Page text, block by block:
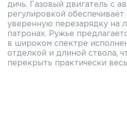
дичь. Газовый двигатель с
регулировкой
уверенную перезарядку на
патронах. Ружье
в широком спектре
отделкой и длиной ствола,
перекрыть практически